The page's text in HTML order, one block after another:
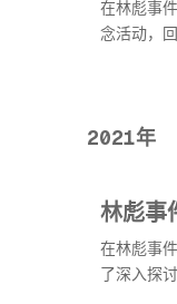
在林彪事
念活动，
2021年
林彪事
在林彪事
了深入探